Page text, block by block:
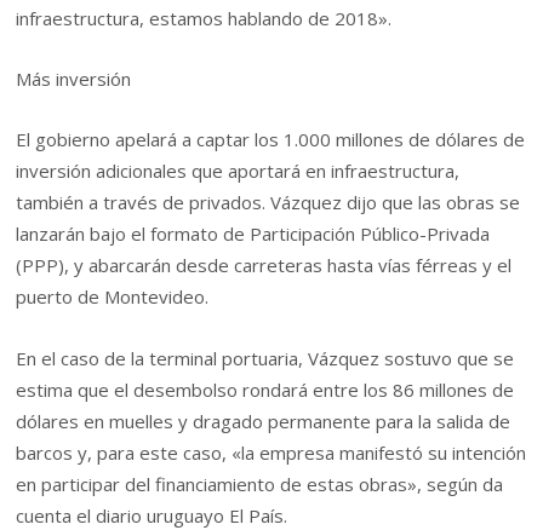
infraestructura, estamos hablando de 2018».
Más inversión
El gobierno apelará a captar los 1.000 millones de dólares de
inversión adicionales que aportará en infraestructura,
también a través de privados. Vázquez dijo que las obras se
lanzarán bajo el formato de Participación Público-Privada
(PPP), y abarcarán desde carreteras hasta vías férreas y el
puerto de Montevideo.
En el caso de la terminal portuaria, Vázquez sostuvo que se
estima que el desembolso rondará entre los 86 millones de
dólares en muelles y dragado permanente para la salida de
barcos y, para este caso, «la empresa manifestó su intención
en participar del financiamiento de estas obras», según da
cuenta el diario uruguayo El País.